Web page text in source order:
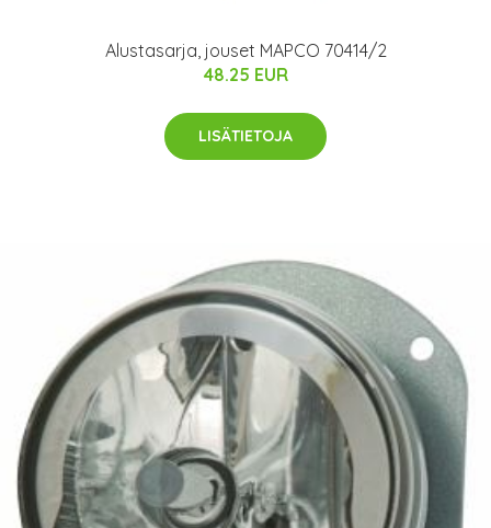
Alustasarja, jouset MAPCO 70414/2
48.25 EUR
LISÄTIETOJA